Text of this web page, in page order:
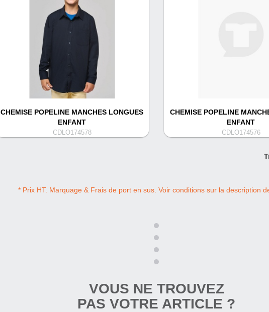
CHEMISE POPELINE MANCHES LONGUES
ENFANT
CDLO174578
CHEMISE POPELINE
ENFANT
CDLO174576
* Prix HT. Marquage & Frais de port en sus. Voir conditions sur la description
VOUS NE TROUVEZ
PAS VOTRE ARTICLE ?